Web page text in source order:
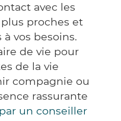
avec les
proches et
vos besoins.
de vie pour
de la vie
compagnie ou
rassurante
un conseiller